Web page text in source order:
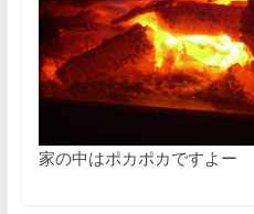
家の中はポカポカですよー